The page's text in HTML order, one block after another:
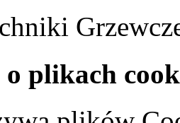
plikach